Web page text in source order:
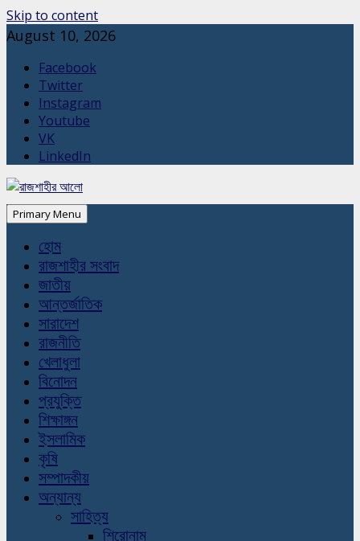
Skip to content
August 10, 2026
Facebook
Twitter
Instagram
Youtube
VK
LinkedIn
Primary Menu
হোম
রাজশাহীর সংবাদ
জাতীয়
আন্তর্জাতিক
সারাদেশ
রাজনীতি
খেলাধুলা
বিনোদন
প্রযুক্তি
শিক্ষাঙ্গন
ইসলামিক
কৃষি
সম্পাদকীয়
অন্যান্য
সাহিত্য
শিরোনাম